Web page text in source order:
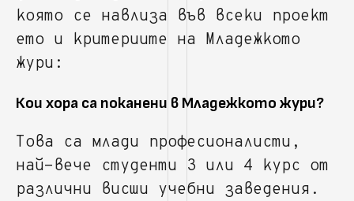
която се навлиза във всеки проект
ето и критериите на Младежкото
жури:
Кои хора са поканени в Младежкото жури?
Това са млади професионалисти,
най-вече студенти 3 или 4 курс от
различни висши учебни заведения.